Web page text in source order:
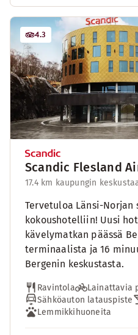
4.3
Scandic Flesland
17.4 km kaupungin
Tervetuloa Länsi-Norjan
kokoushotelliin! Uusi
kävelymatkan päässä
terminaalista ja 16
Bergenin keskustasta.
Ravintola
Lainattavia
Sähköauton latauspiste
Lemmikkihuoneita